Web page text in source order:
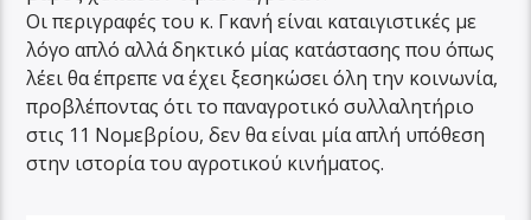
Οι περιγραφές του κ. Γκανή είναι καταιγιστικές με
λόγο απλό αλλά δηκτικό μίας κατάστασης που όπως
λέει θα έπρεπε να έχει ξεσηκώσει όλη την κοινωνία,
προβλέποντας ότι το παναγροτικό συλλαλητήριο
στις 11 Νομεβρίου, δεν θα είναι μία απλή υπόθεση
στην ιστορία του αγροτικού κινήματος.